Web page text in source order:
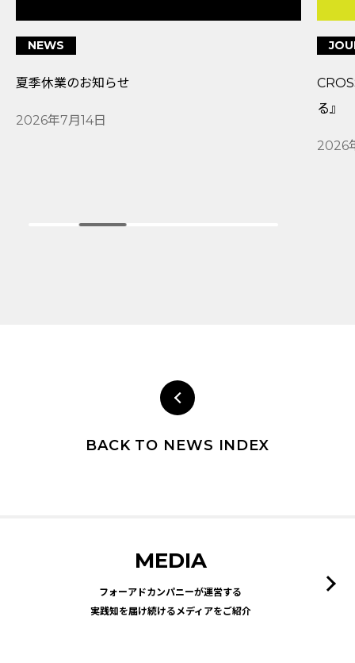
JOURNAL
CROSS TALK『こだわりを尊重し、信頼でつなが
NEWS
「実務
参考本
BACK TO NEWS INDEX
MEDIA
フォーアドカンパニーが運営する
実践知を届け続けるメディアをご紹介